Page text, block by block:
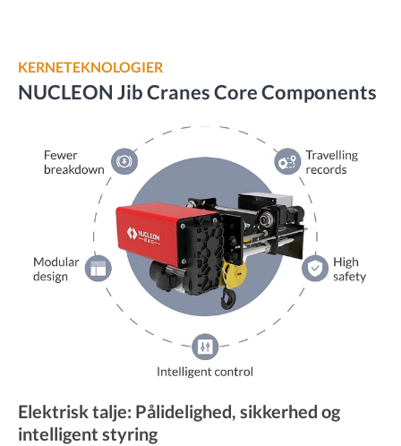
KERNETEKNOLOGIER
NUCLEON Jib Cranes Core Components
Elektrisk talje: Pålidelighed, sikkerhed og
intelligent styring